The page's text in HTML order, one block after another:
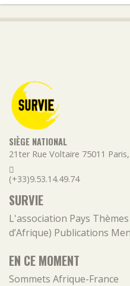
SIÈGE NATIONAL
21ter Rue Voltaire 75011 Paris,
(+33)9.53.14.49.74
SURVIE
L'association Pays Thèmes
d’Afrique) Publications
EN CE MOMENT
Sommets Afrique-France